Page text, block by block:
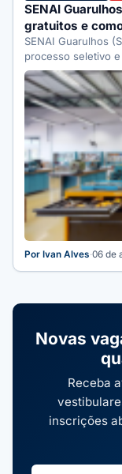
SENAI
gratuitos e
SENAI Guarulhos
processo seletivo
completo.
Por Ivan Alves·06 de
Novas
Receba
inscrições